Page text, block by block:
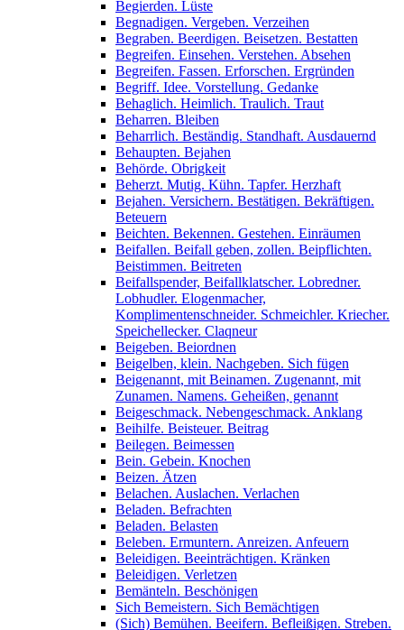
Begierden. Lüste
Begnadigen. Vergeben. Verzeihen
Begraben. Beerdigen. Beisetzen. Bestatten
Begreifen. Einsehen. Verstehen. Absehen
Begreifen. Fassen. Erforschen. Ergründen
Begriff. Idee. Vorstellung. Gedanke
Behaglich. Heimlich. Traulich. Traut
Beharren. Bleiben
Beharrlich. Beständig. Standhaft. Ausdauernd
Behaupten. Bejahen
Behörde. Obrigkeit
Beherzt. Mutig. Kühn. Tapfer. Herzhaft
Bejahen. Versichern. Bestätigen. Bekräftigen.
Beteuern
Beichten. Bekennen. Gestehen. Einräumen
Beifallen. Beifall geben, zollen. Beipflichten.
Beistimmen. Beitreten
Beifallspender, Beifallklatscher. Lobredner.
Lobhudler. Elogenmacher,
Komplimentenschneider. Schmeichler. Kriecher.
Speichellecker. Claqneur
Beigeben. Beiordnen
Beigelben, klein. Nachgeben. Sich fügen
Beigenannt, mit Beinamen. Zugenannt, mit
Zunamen. Namens. Geheißen, genannt
Beigeschmack. Nebengeschmack. Anklang
Beihilfe. Beisteuer. Beitrag
Beilegen. Beimessen
Bein. Gebein. Knochen
Beizen. Ätzen
Belachen. Auslachen. Verlachen
Beladen. Befrachten
Beladen. Belasten
Beleben. Ermuntern. Anreizen. Anfeuern
Beleidigen. Beeinträchtigen. Kränken
Beleidigen. Verletzen
Bemänteln. Beschönigen
Sich Bemeistern. Sich Bemächtigen
(Sich) Bemühen. Beeifern. Befleißigen. Streben.